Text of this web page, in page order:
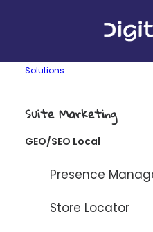
Solutions
Suite Marketing
GEO/SEO Local
Presence
Store Locator